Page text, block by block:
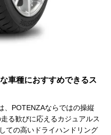
車種におすすめできるス
、POTENZAならではの操縦
る歓びに応えるカジュアルス
ての高いドライハンドリング